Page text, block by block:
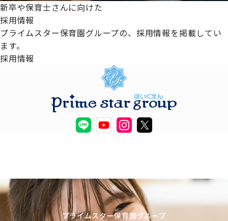
新卒や保育士さんに向けた
採用情報
プライムスター保育園グループの、採用情報を掲載してい
ます。
採用情報
プライムスター保育園グループ